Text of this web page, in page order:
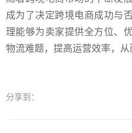
成为了决定跨境电商成功与
理能够为卖家提供全方位、
物流难题，提高运营效率，从
分享到：